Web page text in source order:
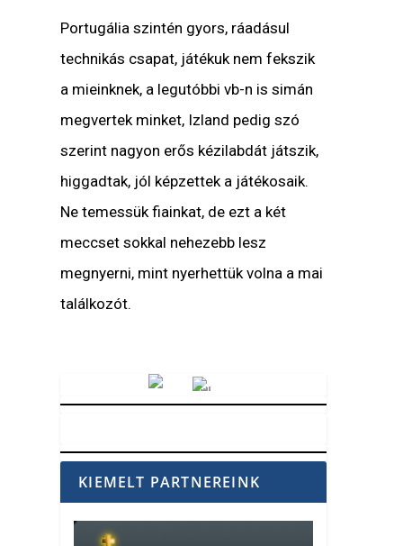
Portugália szintén gyors, ráadásul
technikás csapat, játékuk nem fekszik
a mieinknek, a legutóbbi vb-n is simán
megvertek minket, Izland pedig szó
szerint nagyon erős kézilabdát játszik,
higgadtak, jól képzettek a játékosaik.
Ne temessük fiainkat, de ezt a két
meccset sokkal nehezebb lesz
megnyerni, mint nyerhettük volna a mai
találkozót.
KIEMELT PARTNEREINK